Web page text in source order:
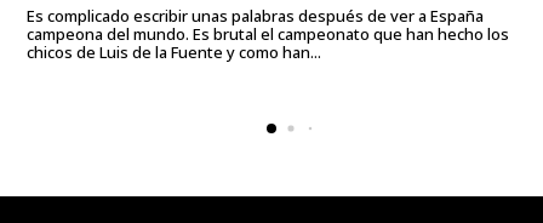
Es complicado escribir unas palabras después de ver a España
campeona del mundo. Es brutal el campeonato que han hecho los
chicos de Luis de la Fuente y como han...